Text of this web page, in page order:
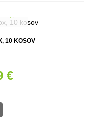
10 KOSOV
€